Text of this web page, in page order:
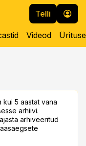
Telli
Videod
kui 5 aastat vana
arhiivi.
arhiveeritud